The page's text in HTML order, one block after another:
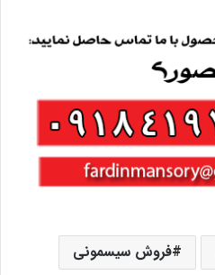
فروش سیسمونی